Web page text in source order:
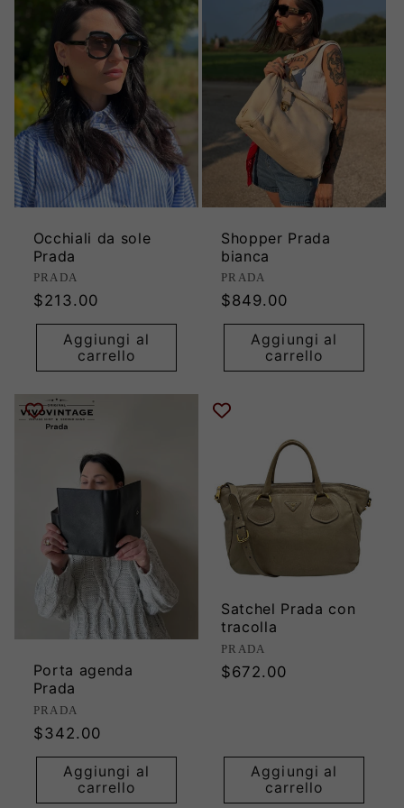
Occhiali da sole
Prada
Produttore:
PRADA
Prezzo
di
listino
$213.00
Aggiungi al
carrello
Shopper Prada
bianca
Produttore:
PRADA
Prezzo
di
listino
$849.00
Aggiungi al
carrello
Porta agenda
Prada
Produttore:
PRADA
Prezzo
di
listino
$342.00
Aggiungi al
carrello
Satchel Prada con
tracolla
Produttore:
PRADA
Prezzo
$672.00
Aggiungi al
carrello